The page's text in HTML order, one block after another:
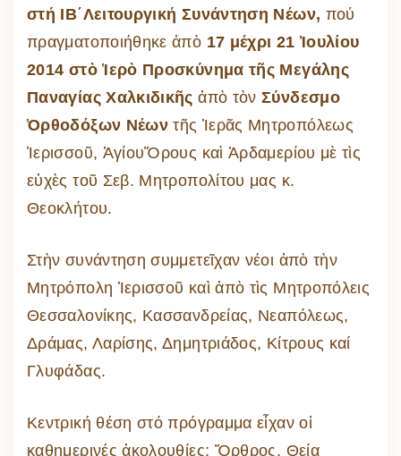
στή ΙΒ΄Λειτουργική Συνάντηση Νέων, πού
πραγματοποιήθηκε ἀπὸ 17 μέχρι 21 Ἰουλίου
2014 στὸ Ἱερὸ Προσκύνημα τῆς Μεγάλης
Παναγίας Χαλκιδικῆς ἀπὸ τὸνΣύνδεσμο
Ὀρθοδόξων Νέων τῆς Ἱερᾶς Μητροπόλεως
Ἱερισσοῦ, ἉγίουὍρους καὶ Ἀρδαμερίου μὲ τὶς
εὐχὲς τοῦ Σεβ. Μητροπολίτου μας κ.
Θεοκλήτου.
Στὴν συνάντηση συμμετεῖχαν νέοι ἀπὸ τὴν
Μητρόπολη Ἱερισσοῦ καὶ ἀπὸ τὶς Μητροπόλεις
Θεσσαλονίκης, Κασσανδρείας, Νεαπόλεως,
Δράμας, Λαρίσης, Δημητριάδος, Κίτρους καί
Γλυφάδας.
Κεντρική θέση στό πρόγραμμα εἶχαν οἱ
καθημερινές ἀκολουθίες: Ὄρθρος, Θεία